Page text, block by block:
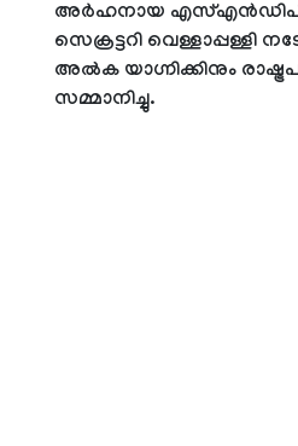
അര്‍ഹനായ
സെക്രട്ടറി വെള്ളാപ്പള്ളി
അല്‍ക യാഗ്നിക്കിനും
സമ്മാനിച്ചു.